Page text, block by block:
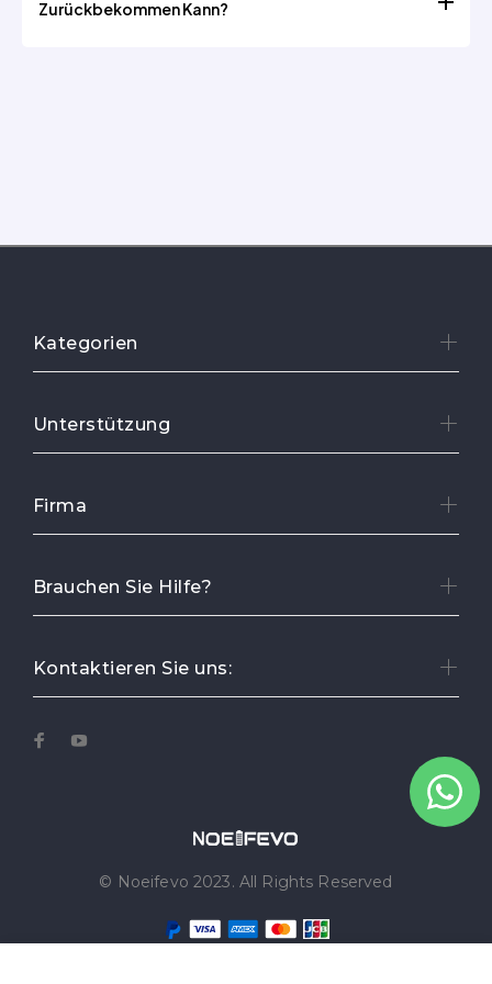
Kontaktieren Sie uns, um weitere Details zur Garantie
Zurückbekommen Kann?
Kontaktieren Sie uns:
Kategorien
Unterstützung
Firma
Brauchen Sie Hilfe?
© Noeifevo 2023. All Rights Reserved